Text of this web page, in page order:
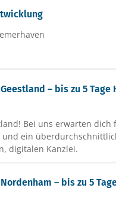
– bis zu 5 Tage
Bei uns erwarten dich
und ein
digitalen Kanzlei.
– bis zu 5